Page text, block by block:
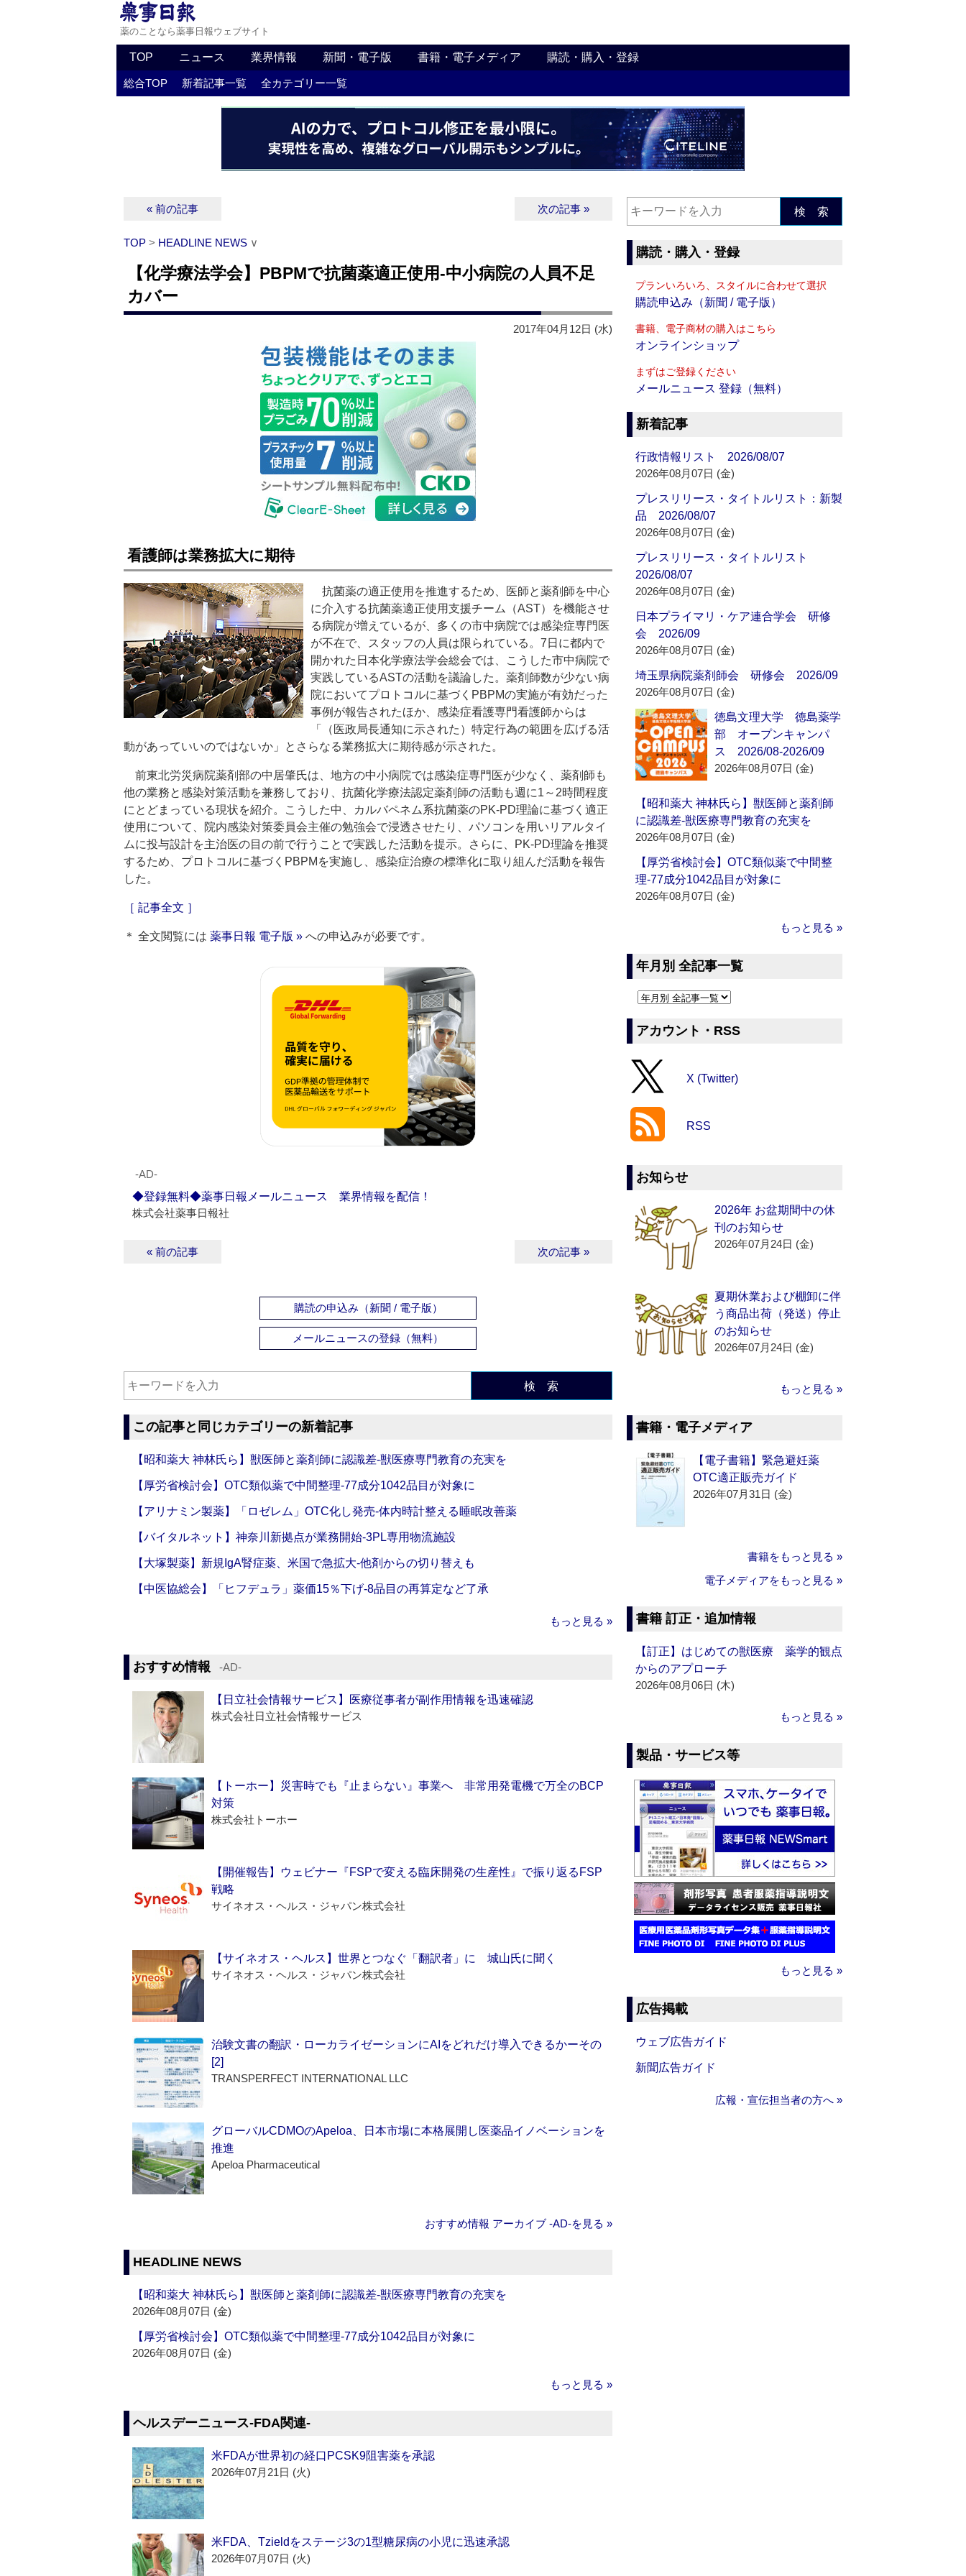
薬のことなら薬事日報ウェブサイト
TOP ニュース 業界情報 新聞・電子版 書籍・電子メディア 購読・購入・登録
総合TOP 新着記事一覧 全カテゴリー一覧
« 前の記事 次の記事 »
TOP > HEADLINE NEWS ∨
【化学療法学会】PBPMで抗菌薬適正使用‐中小病院の人員不足
カバー
2017年04月12日 (水)
看護師は業務拡大に期待
抗菌薬の適正使用を推進するため、医師と薬剤師を中心
に介入する抗菌薬適正使用支援チーム（AST）を機能させ
る病院が増えているが、多くの市中病院では感染症専門医
が不在で、スタッフの人員は限られている。7日に都内で
開かれた日本化学療法学会総会では、こうした市中病院で
実践しているASTの活動を議論した。薬剤師数が少ない病
院においてプロトコルに基づくPBPMの実施が有効だった
事例が報告されたほか、感染症看護専門看護師からは
「（医政局長通知に示された）特定行為の範囲を広げる活
動があっていいのではないか」とさらなる業務拡大に期待感が示された。
前東北労災病院薬剤部の中居肇氏は、地方の中小病院では感染症専門医が少なく、薬剤師も
他の業務と感染対策活動を兼務しており、抗菌化学療法認定薬剤師の活動も週に1～2時間程度
にとどまっている現状を紹介。こうした中、カルバペネム系抗菌薬のPK-PD理論に基づく適正
使用について、院内感染対策委員会主催の勉強会で浸透させたり、パソコンを用いリアルタイ
ムに投与設計を主治医の目の前で行うことで実践した活動を提示。さらに、PK-PD理論を推奨
するため、プロトコルに基づくPBPMを実施し、感染症治療の標準化に取り組んだ活動を報告
した。
［ 記事全文 ］
＊ 全文閲覧には 薬事日報 電子版 » への申込みが必要です。
‐AD‐
◆登録無料◆薬事日報メールニュース 業界情報を配信！
株式会社薬事日報社
« 前の記事 次の記事 »
購読の申込み（新聞 / 電子版）
メールニュースの登録（無料）
検 索
この記事と同じカテゴリーの新着記事
【昭和薬大 神林氏ら】獣医師と薬剤師に認識差‐獣医療専門教育の充実を
【厚労省検討会】OTC類似薬で中間整理‐77成分1042品目が対象に
【アリナミン製薬】「ロゼレム」OTC化し発売‐体内時計整える睡眠改善薬
【バイタルネット】神奈川新拠点が業務開始‐3PL専用物流施設
【大塚製薬】新規IgA腎症薬、米国で急拡大‐他剤からの切り替えも
【中医協総会】「ヒフデュラ」薬価15％下げ‐8品目の再算定など了承
もっと見る »
おすすめ情報 ‐AD‐
【日立社会情報サービス】医療従事者が副作用情報を迅速確認
株式会社日立社会情報サービス
【トーホー】災害時でも『止まらない』事業へ 非常用発電機で万全のBCP
対策
株式会社トーホー
【開催報告】ウェビナー『FSPで変える臨床開発の生産性』で振り返るFSP
戦略
サイネオス・ヘルス・ジャパン株式会社
【サイネオス・ヘルス】世界とつなぐ「翻訳者」に 城山氏に聞く
サイネオス・ヘルス・ジャパン株式会社
治験文書の翻訳・ローカライゼーションにAIをどれだけ導入できるかーその
[2]
TRANSPERFECT INTERNATIONAL LLC
グローバルCDMOのApeloa、日本市場に本格展開し医薬品イノベーションを
推進
Apeloa Pharmaceutical
おすすめ情報 アーカイブ ‐AD‐を見る »
HEADLINE NEWS
【昭和薬大 神林氏ら】獣医師と薬剤師に認識差‐獣医療専門教育の充実を
2026年08月07日 (金)
【厚労省検討会】OTC類似薬で中間整理‐77成分1042品目が対象に
2026年08月07日 (金)
もっと見る »
ヘルスデーニュース‐FDA関連‐
米FDAが世界初の経口PCSK9阻害薬を承認
2026年07月21日 (火)
米FDA、Tzieldをステージ3の1型糖尿病の小児に迅速承認
2026年07月07日 (火)
検 索
購読・購入・登録
プランいろいろ、スタイルに合わせて選択
購読申込み（新聞 / 電子版）
書籍、電子商材の購入はこちら
オンラインショップ
まずはご登録ください
メールニュース 登録（無料）
新着記事
行政情報リスト 2026/08/07
2026年08月07日 (金)
プレスリリース・タイトルリスト：新製
品 2026/08/07
2026年08月07日 (金)
プレスリリース・タイトルリスト
2026/08/07
2026年08月07日 (金)
日本プライマリ・ケア連合学会 研修
会 2026/09
2026年08月07日 (金)
埼玉県病院薬剤師会 研修会 2026/09
2026年08月07日 (金)
徳島文理大学 徳島薬学
部 オープンキャンパ
ス 2026/08-2026/09
2026年08月07日 (金)
【昭和薬大 神林氏ら】獣医師と薬剤師
に認識差‐獣医療専門教育の充実を
2026年08月07日 (金)
【厚労省検討会】OTC類似薬で中間整
理‐77成分1042品目が対象に
2026年08月07日 (金)
もっと見る »
年月別 全記事一覧
アカウント・RSS
X (Twitter)
RSS
お知らせ
2026年 お盆期間中の休
刊のお知らせ
2026年07月24日 (金)
夏期休業および棚卸に伴
う商品出荷（発送）停止
のお知らせ
2026年07月24日 (金)
もっと見る »
書籍・電子メディア
【電子書籍】緊急避妊薬
OTC適正販売ガイド
2026年07月31日 (金)
書籍をもっと見る »
電子メディアをもっと見る »
書籍 訂正・追加情報
【訂正】はじめての獣医療 薬学的観点
からのアプローチ
2026年08月06日 (木)
もっと見る »
製品・サービス等
もっと見る »
広告掲載
ウェブ広告ガイド
新聞広告ガイド
広報・宣伝担当者の方へ »